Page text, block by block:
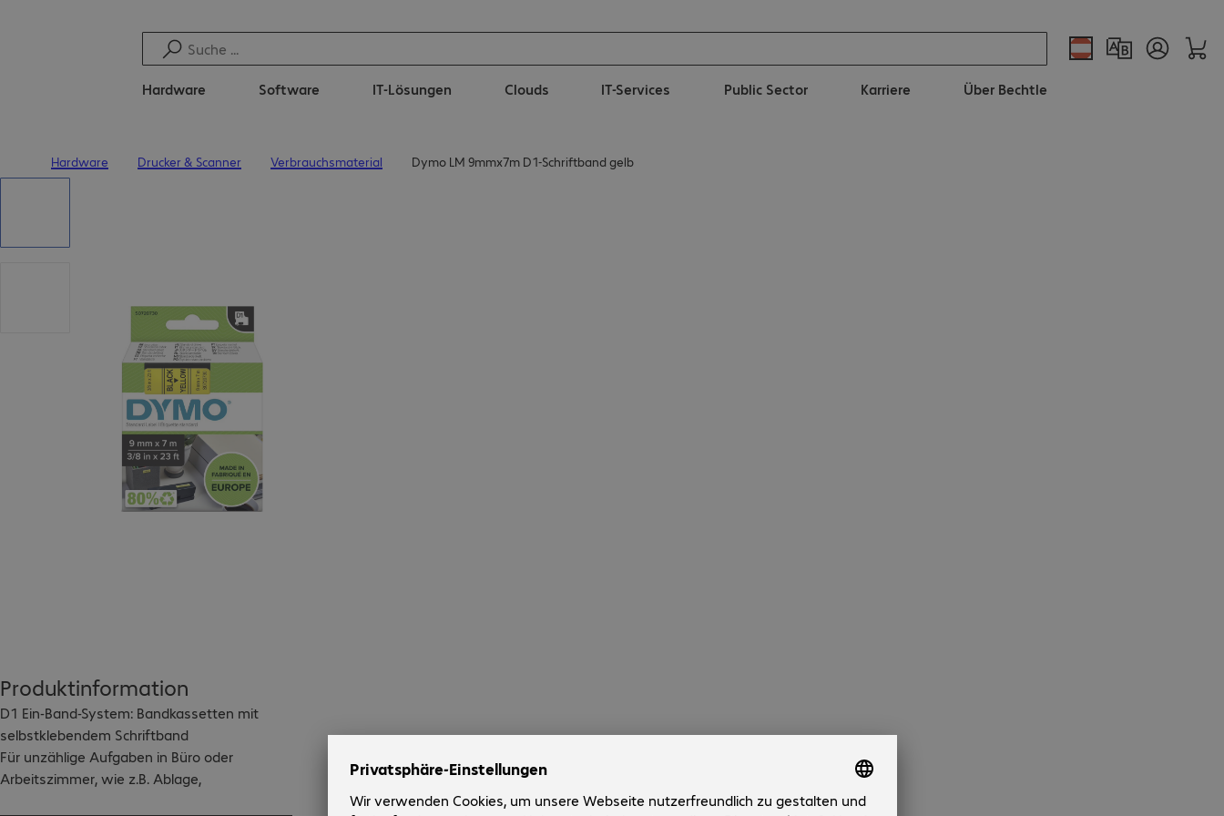
Hardware Software IT-Lösungen Clouds IT-Services Public Sector Karriere Über Bechtle
Hardware Drucker & Scanner Verbrauchsmaterial Dymo LM 9mmx7m D1-Schriftband gelb
Produktinformation
D1 Ein-Band-System: Bandkassetten mit
selbstklebendem Schriftband
Für unzählige Aufgaben in Büro oder
Arbeitszimmer, wie z.B. Ablage,